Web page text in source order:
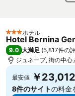
3 ホテルのランク
ホテル
Hotel Bernina
9.0 大満足 (5,817件の
ジュネーブ, 街の中
最安値 ￥23,012
8件のサイトの料金